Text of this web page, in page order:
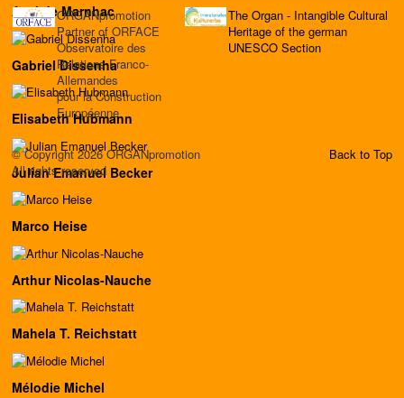
Axel de Marnhac
Gabriel Dissenha
Elisabeth Hubmann
Julian Emanuel Becker
Marco Heise
Arthur Nicolas-Nauche
Mahela T. Reichstatt
Mélodie Michel
ORGANpromotion
Partner of ORFACE
Observatoire des
Relations Franco-
Allemandes
pour la Construction
Européenne
The Organ - Intangible Cultural
Heritage of the german
UNESCO Section
© Copyright 2026 ORGANpromotion
All rights reserved
Back to Top